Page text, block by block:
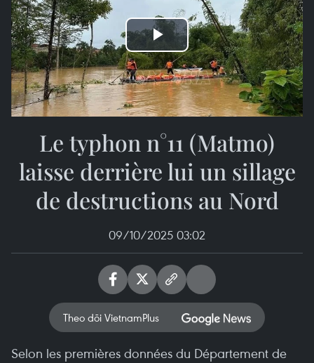
Play
Video
Le typhon n°11 (Matmo)
laisse derrière lui un sillage
de destructions au Nord
09/10/2025 03:02
Theo dõi VietnamPlus
Selon les premières données du Département de